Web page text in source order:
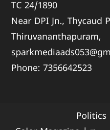
TC 24/1890
Near DPI Jn., Thycaud
Thiruvananthapuram,
Phone:7356642523
Politics